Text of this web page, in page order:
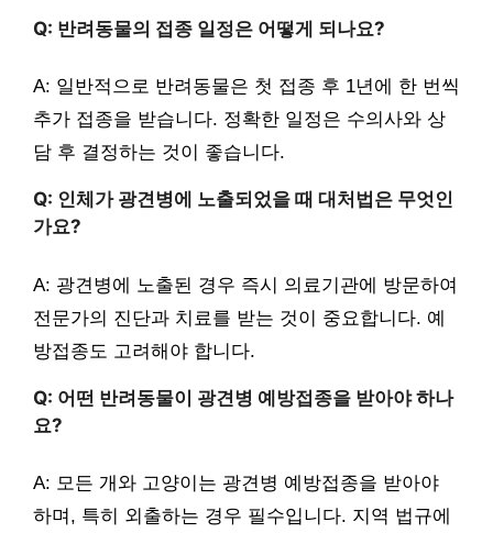
Q: 반려동물의 접종 일정은 어떻게 되나요?
A: 일반적으로 반려동물은 첫 접종 후 1년에 한 번씩
추가 접종을 받습니다. 정확한 일정은 수의사와 상
담 후 결정하는 것이 좋습니다.
Q: 인체가 광견병에 노출되었을 때 대처법은 무엇인
가요?
A: 광견병에 노출된 경우 즉시 의료기관에 방문하여
전문가의 진단과 치료를 받는 것이 중요합니다. 예
방접종도 고려해야 합니다.
Q: 어떤 반려동물이 광견병 예방접종을 받아야 하나
요?
A: 모든 개와 고양이는 광견병 예방접종을 받아야
하며, 특히 외출하는 경우 필수입니다. 지역 법규에